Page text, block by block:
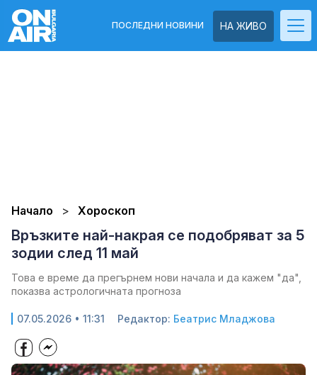
НА ЖИВО
ПОСЛЕДНИ НОВИНИ
Начало Хороскоп
Връзките най-накрая се подобряват за 5
зодии след 11 май
Това е време да прегърнем нови начала и да кажем "да",
показва астрологичната прогноза
07.05.2026 • 11:31 Редактор: Беатрис Младжова